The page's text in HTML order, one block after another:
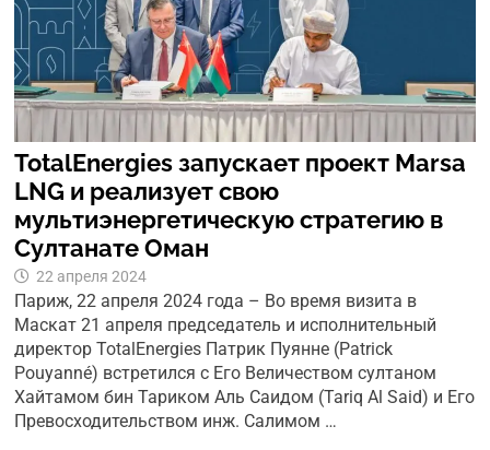
TotalEnergies запускает проект Marsa
LNG и реализует свою
мультиэнергетическую стратегию в
Султанате Оман
22 апреля 2024
Париж, 22 апреля 2024 года – Во время визита в
Маскат 21 апреля председатель и исполнительный
директор TotalEnergies Патрик Пуянне (Patrick
Pouyanné) встретился с Его Величеством султаном
Хайтамом бин Тариком Аль Саидом (Tariq Al Said) и Его
Превосходительством инж. Салимом …